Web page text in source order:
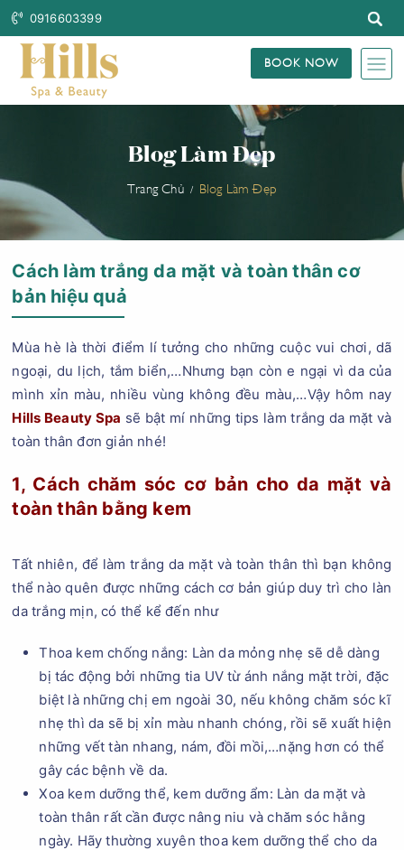
0916603399
BOOK NOW
Blog Làm Đẹp
Trang Chủ Blog Làm Đẹp
Cách làm trắng da mặt và toàn thân cơ
bản hiệu quả
Mùa hè là thời điểm lí tưởng cho những cuộc vui chơi, dã
ngoại, du lịch, tắm biển,…Nhưng bạn còn e ngại vì da của
mình xỉn màu, nhiều vùng không đều màu,…Vậy hôm nay
Hills Beauty Spa sẽ bật mí những tips làm trắng da mặt và
toàn thân đơn giản nhé!
1, Cách chăm sóc cơ bản cho da mặt và
toàn thân bằng kem
Tất nhiên, để làm trắng da mặt và toàn thân thì bạn không
thể nào quên được những cách cơ bản giúp duy trì cho làn
da trắng mịn, có thể kể đến như
Thoa kem chống nắng: Làn da mỏng nhẹ sẽ dễ dàng
bị tác động bởi những tia UV từ ánh nắng mặt trời, đặc
biệt là những chị em ngoài 30, nếu không chăm sóc kĩ
nhẹ thì da sẽ bị xỉn màu nhanh chóng, rồi sẽ xuất hiện
những vết tàn nhang, nám, đồi mồi,…nặng hơn có thể
gây các bệnh về da.
Xoa kem dưỡng thể, kem dưỡng ẩm: Làn da mặt và
toàn thân rất cần được nâng niu và chăm sóc hằng
ngày. Hãy thường xuyên thoa kem dưỡng thể cho da